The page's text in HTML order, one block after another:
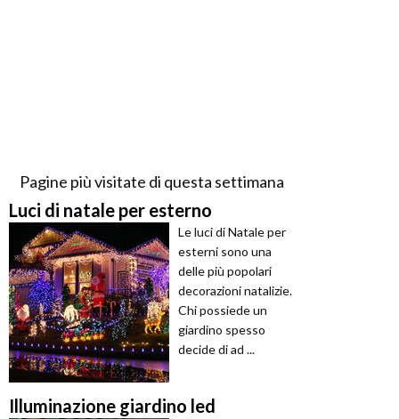
Pagine più visitate di questa settimana
Luci di natale per esterno
Le luci di Natale per
esterni sono una
delle più popolari
decorazioni natalizie.
Chi possiede un
giardino spesso
decide di ad ...
Illuminazione giardino led